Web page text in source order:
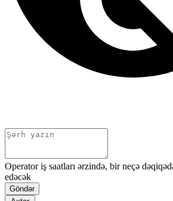
Operator iş saatları ərzində, bir neçə
edəcək
Göndər